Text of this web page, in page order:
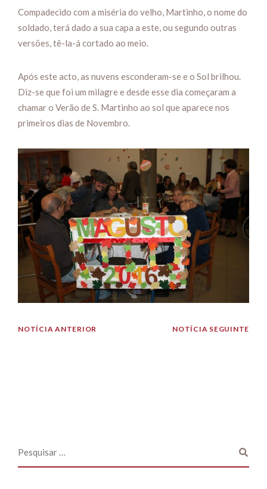
Compadecido com a miséria do velho, Martinho, o nome do
soldado, terá dado a sua capa a este, ou segundo outras
versões, tê-la-á cortado ao meio.
Após este acto, as nuvens esconderam-se e o Sol brilhou.
Diz-se que foi um milagre e desde esse dia começaram a
chamar o Verão de S. Martinho ao sol que aparece nos
primeiros dias de Novembro.
NOTÍCIA ANTERIOR NOTÍCIA SEGUINTE